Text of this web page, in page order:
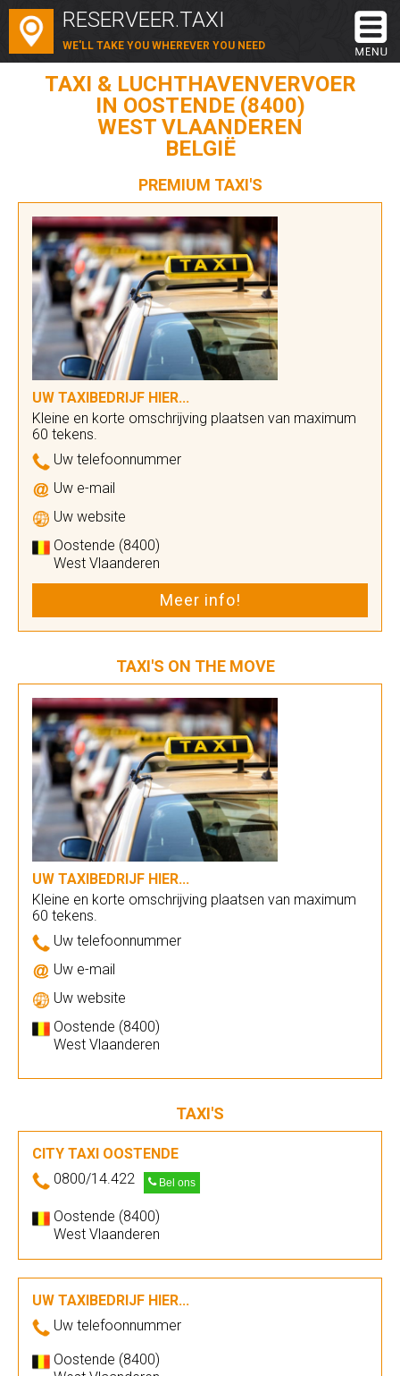
RESERVEER.TAXI
WE'LL TAKE YOU WHEREVER YOU NEED
TAXI & LUCHTHAVENVERVOER
IN OOSTENDE (8400)
WEST VLAANDEREN
BELGIË
PREMIUM TAXI'S
UW TAXIBEDRIJF HIER...
Kleine en korte omschrijving plaatsen van maximum
60 tekens.
Uw telefoonnummer
Uw e-mail
Uw website
Oostende (8400)
West Vlaanderen
Meer info!
TAXI'S ON THE MOVE
UW TAXIBEDRIJF HIER...
Kleine en korte omschrijving plaatsen van maximum
60 tekens.
Uw telefoonnummer
Uw e-mail
Uw website
Oostende (8400)
West Vlaanderen
TAXI'S
CITY TAXI OOSTENDE
0800/14.422
Bel ons
Oostende (8400)
West Vlaanderen
UW TAXIBEDRIJF HIER...
Uw telefoonnummer
Oostende (8400)